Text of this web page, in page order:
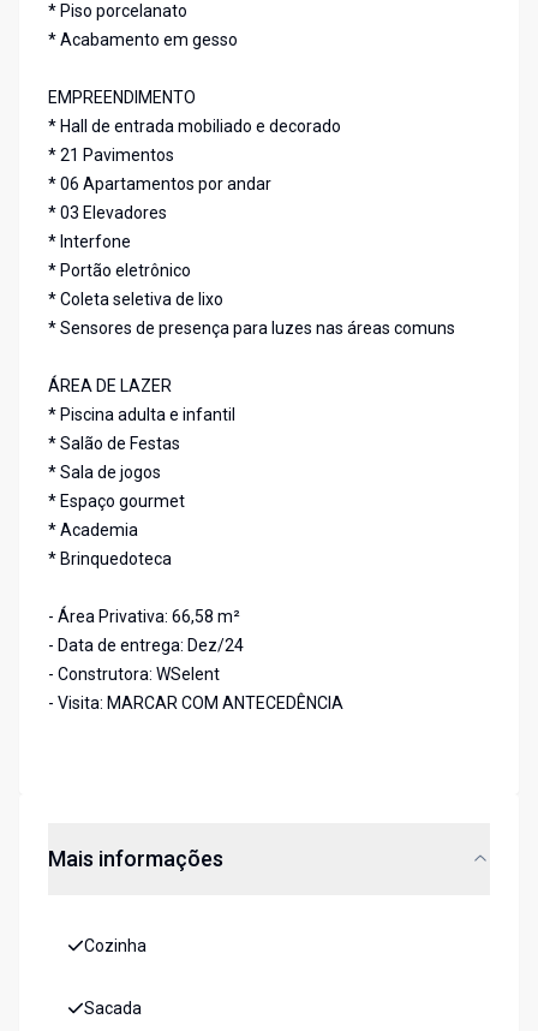
* Piso porcelanato
* Acabamento em gesso
EMPREENDIMENTO
* Hall de entrada mobiliado e decorado
* 21 Pavimentos
* 06 Apartamentos por andar
* 03 Elevadores
* Interfone
* Portão eletrônico
* Coleta seletiva de lixo
* Sensores de presença para luzes nas áreas comuns
ÁREA DE LAZER
* Piscina adulta e infantil
* Salão de Festas
* Sala de jogos
* Espaço gourmet
* Academia
* Brinquedoteca
- Área Privativa: 66,58 m²
- Data de entrega: Dez/24
- Construtora: WSelent
- Visita: MARCAR COM ANTECEDÊNCIA
Mais informações
Cozinha
Sacada